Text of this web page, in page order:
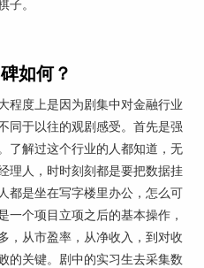
。
如何？
程度上是因为剧集中对金融行业
同于以往的观剧感受。首先是强
了解过这个行业的人都知道，无
理人，时时刻刻都是要把数据挂
都是坐在写字楼里办公，怎么可
一个项目立项之后的基本操作，
，从市盈率，从净收入，到对收
的关键。剧中的实习生去采集数